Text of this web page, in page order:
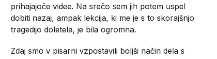
prihajajoče videe. Na srečo sem jih potem uspel
dobiti nazaj, ampak lekcija, ki me je s to skorajšnjo
tragedijo doletela, je bila ogromna.
Zdaj smo v pisarni vzpostavili boljši način dela s